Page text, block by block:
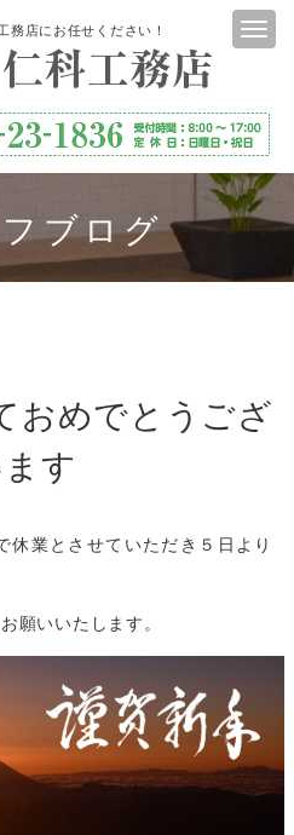
務店にお任せください！
ブログ
おめでとうござ
す
業とさせていただき５日より
願いいたします。